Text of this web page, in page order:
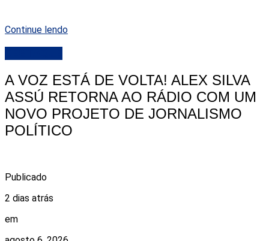
Continue lendo
A VOZ ESTÁ DE VOLTA! ALEX SILVA
ASSÚ RETORNA AO RÁDIO COM UM
NOVO PROJETO DE JORNALISMO
POLÍTICO
Publicado
2 dias atrás
em